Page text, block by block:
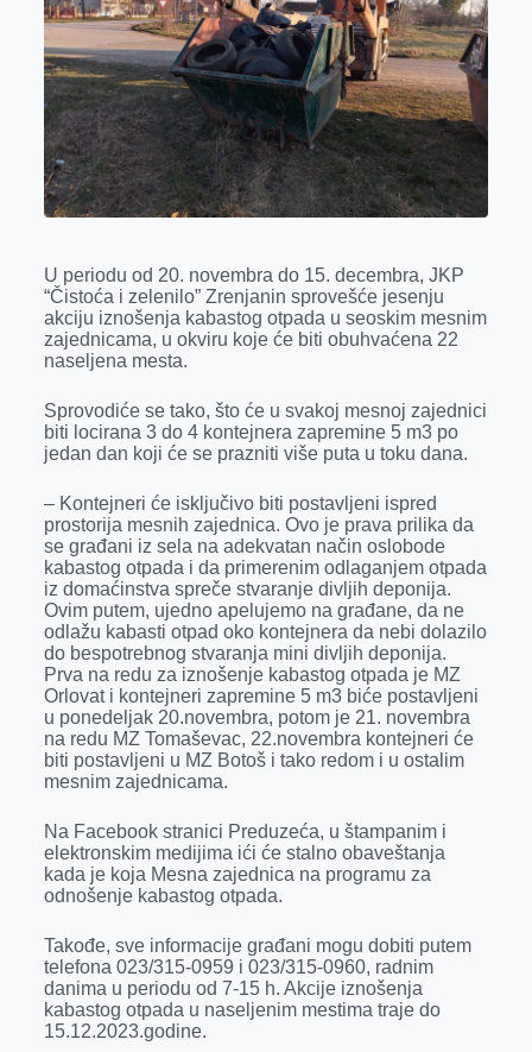
o
k
g
e
r
I
n
p
p
U periodu od 20. novembra do 15. decembra, JKP
“Čistoća i zelenilo” Zrenjanin sprovešće jesenju
akciju iznošenja kabastog otpada u seoskim mesnim
zajednicama, u okviru koje će biti obuhvaćena 22
naseljena mesta.
Sprovodiće se tako, što će u svakoj mesnoj zajednici
biti locirana 3 do 4 kontejnera zapremine 5 m3 po
jedan dan koji će se prazniti više puta u toku dana.
– Kontejneri će isključivo biti postavljeni ispred
prostorija mesnih zajednica. Ovo je prava prilika da
se građani iz sela na adekvatan način oslobode
kabastog otpada i da primerenim odlaganjem otpada
iz domaćinstva spreče stvaranje divljih deponija.
Ovim putem, ujedno apelujemo na građane, da ne
odlažu kabasti otpad oko kontejnera da nebi dolazilo
do bespotrebnog stvaranja mini divljih deponija.
Prva na redu za iznošenje kabastog otpada je MZ
Orlovat i kontejneri zapremine 5 m3 biće postavljeni
u ponedeljak 20.novembra, potom je 21. novembra
na redu MZ Tomaševac, 22.novembra kontejneri će
biti postavljeni u MZ Botoš i tako redom i u ostalim
mesnim zajednicama.
Na Facebook stranici Preduzeća, u štampanim i
elektronskim medijima ići će stalno obaveštanja
kada je koja Mesna zajednica na programu za
odnošenje kabastog otpada.
Takođe, sve informacije građani mogu dobiti putem
telefona 023/315-0959 i 023/315-0960, radnim
danima u periodu od 7-15 h. Akcije iznošenja
kabastog otpada u naseljenim mestima traje do
15.12.2023.godine.